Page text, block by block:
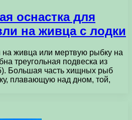
оснастка для
на живца с лодки
на живца или мертвую рыбку на
треугольная подвеска из
Большая часть хищных рыб
плавающую над дном, той,